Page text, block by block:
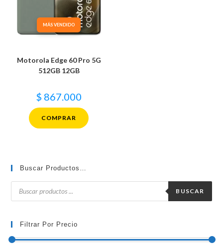
MÁS VENDIDO
Motorola Edge 60 Pro 5G
512GB 12GB
$ 867.000
COMPRAR
Buscar Productos…
Búsqueda
productos
BUSCAR
Filtrar Por Precio